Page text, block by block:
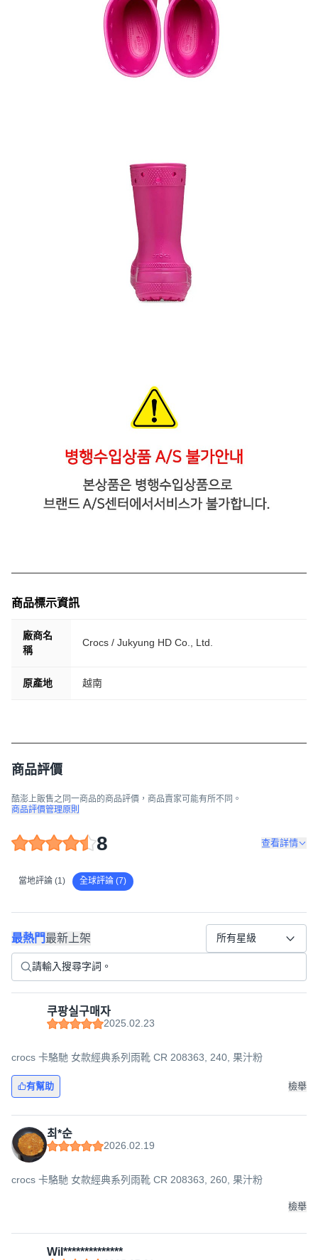
商品標示資訊
廠商名
稱
Crocs / Jukyung HD Co., Ltd.
原產地 越南
商品評價
酷澎上販售之同一商品的商品評價，商品賣家可能有所不同。
商品評價管理原則
8 查看詳情
當地評論 (1) 全球評論 (7)
最熱門最新上架 所有星級
쿠팡실구매자
2025.02.23
crocs 卡駱馳 女款經典系列雨靴 CR 208363, 240, 果汁粉
有幫助 檢舉
최*순
2026.02.19
crocs 卡駱馳 女款經典系列雨靴 CR 208363, 260, 果汁粉
檢舉
Wil**************